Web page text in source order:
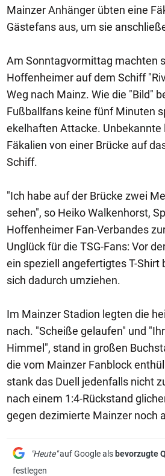
Mainzer Anhänger übten eine
Gästefans aus, um sie
Am Sonntagvormittag machten
Hoffenheimer auf dem Schiff
Weg nach Mainz. Wie die "Bild"
Fußballfans keine fünf Minuten
ekelhaften Attacke. Unbekannte
Fäkalien von einer Brücke auf
Schiff.
"Ich habe auf der Brücke zwei
sehen", so Heiko Walkenhorst,
Hoffenheimer Fan-Verbandes
Unglück für die TSG-Fans: Vor
ein speziell angefertigtes T-Shirt
sich dadurch umziehen.
Im Mainzer Stadion legten die
nach. "Scheiße gelaufen" und
Himmel", stand in großen
die vom Mainzer Fanblock
stank das Duell jedenfalls nicht
nach einem 1:4-Rückstand
gegen dezimierte Mainzer noch
"Heute"auf Google als bevorzugte
festlegen